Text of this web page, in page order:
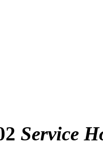
Service